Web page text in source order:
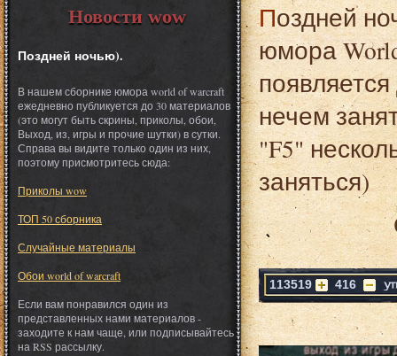
Новости wow
Поздней ночью).
В нашем сборнике юмора world of warcraft
ежедневно публикуется до 30 материалов
(это могут быть скрины, приколы, обои,
Выход, из, игры и прочие шутки) в сутки.
Справа вы видите только один из них,
поэтому присмотритесь сюда:
Приколы wow
ТОП 50 сборника
Случайные материалы
Обои world of warcraft
Если вам понравился один из
представленных нами материалов -
заходите к нам чаще, или подписывайтесь
на RSS рассылку.
Поздней ночью). Это один из материалов сборника
юмора
нечем
"F5"
заняться)
113519 416